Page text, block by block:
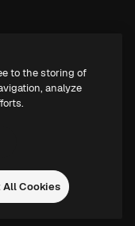
to the storing of
analyze
Cookies